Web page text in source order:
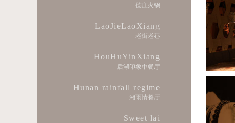
德庄火锅
LaoJieLaoXiang
老街老巷
HouHuYinXiang
后湖印象中餐厅
Hunan rainfall regime
湘雨情餐厅
Sweet lai